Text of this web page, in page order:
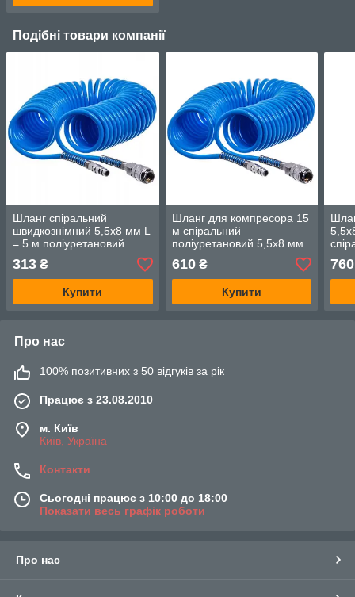
Подібні товари компанії
Шланг спіральний
швидкознімний 5,5x8 мм L
= 5 м поліуретановий
AIRKRAFT AHC46-A
313 ₴
Купити
Шланг для компресора 15
м спіральний
поліуретановий 5,5x8 мм
AIRKRAFT AHC46-C
610₴
Купити
760
Про нас
100% позитивних з 50 відгуків за рік
Працює з 23.08.2010
м. Київ
Київ, Україна
Контакти
Сьогодні працює з 10:00 до 18:00
Показати весь графік роботи
Про нас